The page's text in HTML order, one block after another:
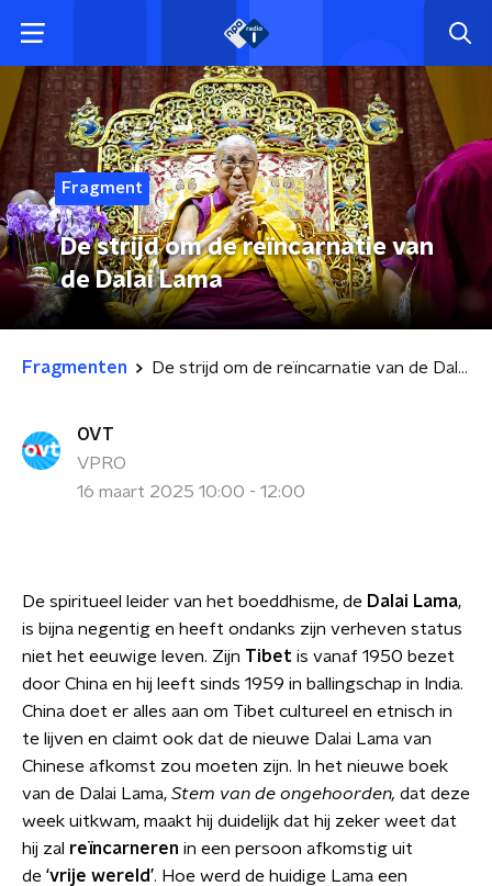
Fragment
De strijd om de reïncarnatie van
de Dalai Lama
Fragmenten De strijd om de reïncarnatie van de Dalai Lama
OVT
VPRO
16 maart 2025 10:00 - 12:00
De spiritueel leider van het boeddhisme, de Dalai Lama,
is bijna negentig en heeft ondanks zijn verheven status
niet het eeuwige leven. Zijn Tibet is vanaf 1950 bezet
door China en hij leeft sinds 1959 in ballingschap in India.
China doet er alles aan om Tibet cultureel en etnisch in
te lijven en claimt ook dat de nieuwe Dalai Lama van
Chinese afkomst zou moeten zijn. In het nieuwe boek
van de Dalai Lama, Stem van de ongehoorden, dat deze
week uitkwam, maakt hij duidelijk dat hij zeker weet dat
hij zal reïncarneren in een persoon afkomstig uit
de ‘vrije wereld’. Hoe werd de huidige Lama een